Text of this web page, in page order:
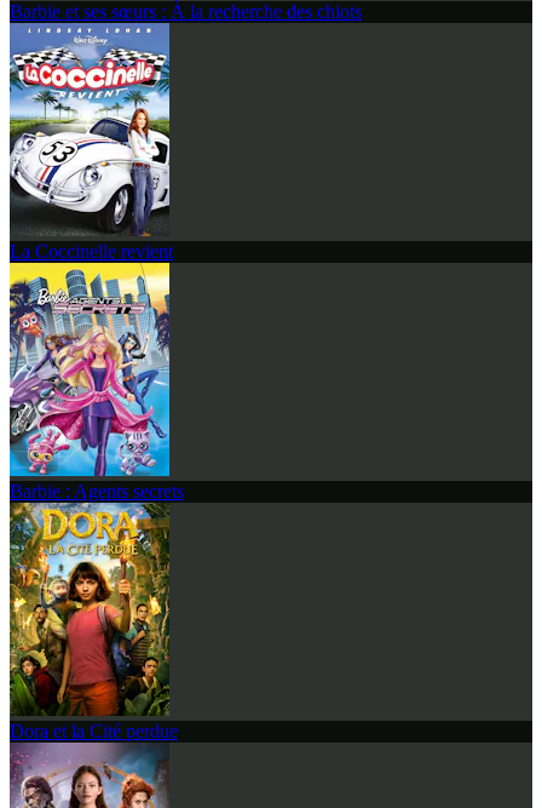
Barbie et ses sœurs : À la recherche des chiots
La Coccinelle revient
Barbie : Agents secrets
Dora et la Cité perdue